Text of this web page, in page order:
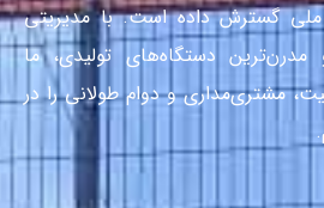
گسترش داده است. با مدیریتی
مدرن‌ترین دستگاه‌های تولیدی، ما
مشتری‌مداری و دوام طولانی را در